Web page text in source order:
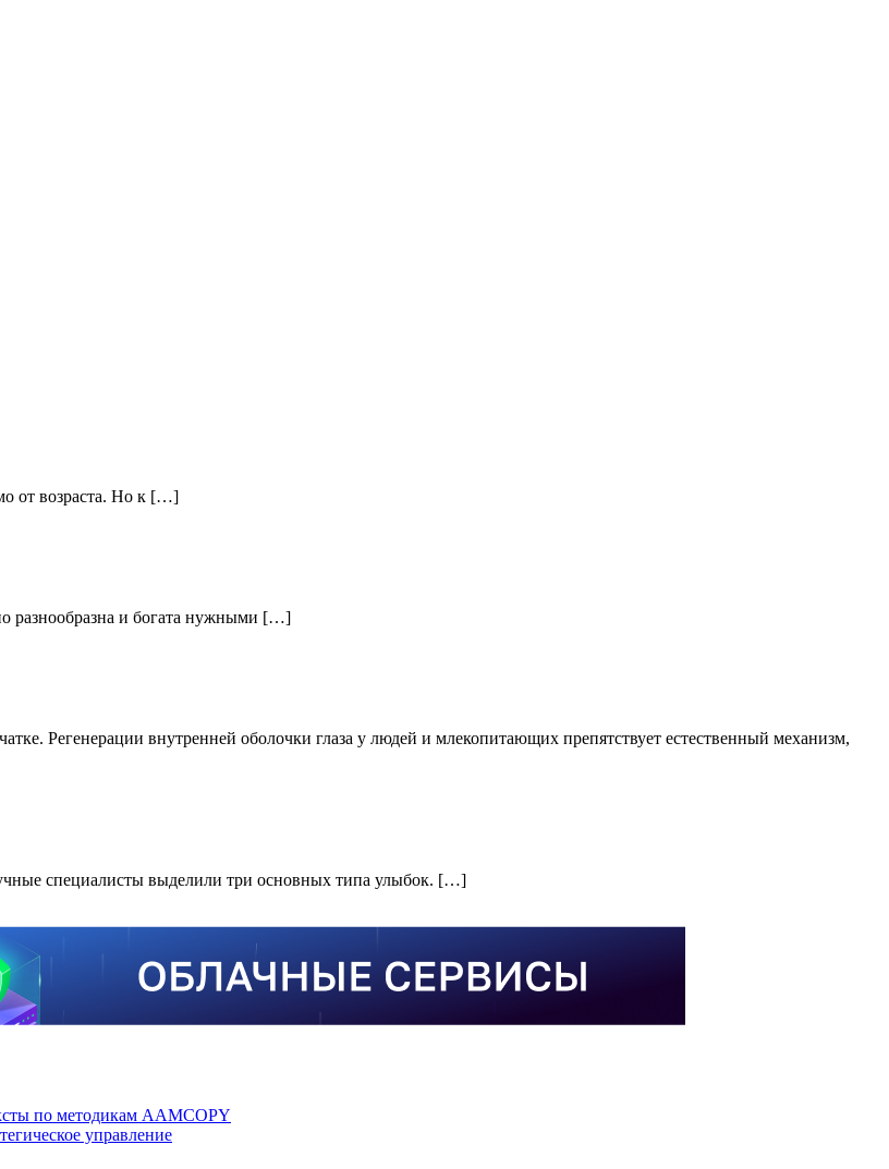
от возраста. Но к […]
разнообразна и богата нужными […]
Регенерации внутренней оболочки глаза у людей и млекопитающих препятствует естественный механизм,
специалисты выделили три основных типа улыбок. […]
по методикам AAMCOPY
управление